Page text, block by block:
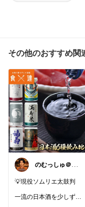
その他のおすすめ関
のむっしゅ＠ソ
🍻
💡現役ソムリエ太鼓判
一流の日本酒を少しずつ